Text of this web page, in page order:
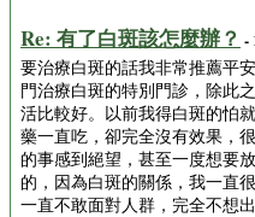
Re: 有了白斑該怎麼辦？ -
要治療白斑的話我非常推薦平
門治療白斑的特別門診，除此
活比較好。以前我得白斑的怕
藥一直吃，卻完全沒有效果，
的事感到絕望，甚至一度想要
的，因為白斑的關係，我一直
一直不敢面對人群，完全不想